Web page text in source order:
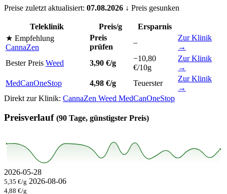
Preise zuletzt aktualisiert: 07.08.2026 ↓ Preis gesunken
Teleklinik Preis/g
Ersparnis
★ Empfehlung
CannaZen
Preis
prüfen
–
Zur Klinik
→
Bester Preis Weed 3,90 €/g
−10,80
€/10g
Zur Klinik
→
MedCanOneStop
4,98 €/g Teuerster
Zur Klinik
→
Direkt zur Klinik: CannaZen Weed MedCanOneStop
Preisverlauf (90 Tage, günstigster Preis)
2026-05-28
5,35 €/g 2026-08-06
4,88 €/g